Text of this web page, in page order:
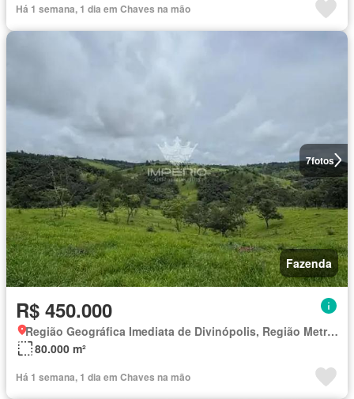
Há 1 semana, 1 dia em Chaves na mão
7fotos
Fazenda
R$ 450.000
Região Geográfica Imediata de Divinópolis, Região Metropolitana de Belo Horizonte
80.000 m²
Há 1 semana, 1 dia em Chaves na mão